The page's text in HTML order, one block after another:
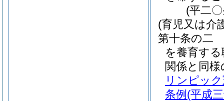
(平二
(育児又は介
第十条の二
を養育する
関係と同
リンピッ
条例 (平成